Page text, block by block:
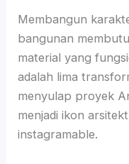
Membangun
bangunan
material yang
adalah lima
menyulap proyek
menjadi ikon
instagramable.